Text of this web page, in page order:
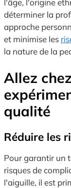
l'âge, l'origine
déterminer la
approche
et minimise les
la nature de la
Allez
qualité
Réduire les
Pour garantir un
risques de
l'aiguille, il est